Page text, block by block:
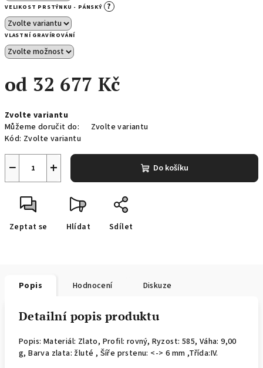
VELIKOST PRSTÝNKU - PÁNSKÝ ?
VLASTNÍ GRAVÍROVÁNÍ
od 32 677 Kč
cena:
Zvolte variantu
Můžeme doručit do:
Zvolte variantu
Kód: Zvolte variantu
+
− Do košíku
Zeptat se Hlídat Sdílet
Popis Hodnocení Diskuze
Detailní popis produktu
Popis: Materiál: Zlato, Profil: rovný, Ryzost: 585, Váha: 9,00
g, Barva zlata: žluté , Šíře prstenu: <-> 6 mm ,Třída:IV.